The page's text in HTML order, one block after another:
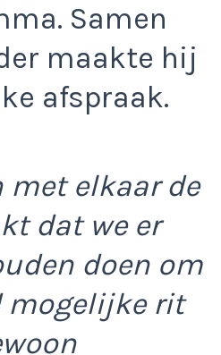
Samen
maakte hij
afspraak.
met elkaar de
dat we er
doen om
mogelijke rit